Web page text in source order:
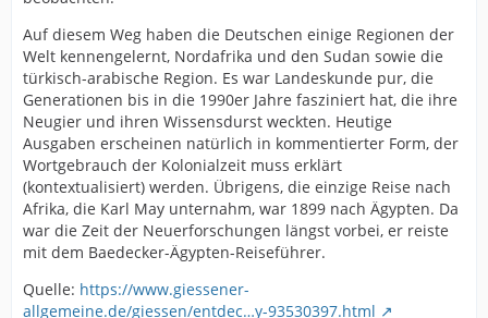
Auf diesem Weg haben die Deutschen einige Regionen der
Welt kennengelernt, Nordafrika und den Sudan sowie die
türkisch-arabische Region. Es war Landeskunde pur, die
Generationen bis in die 1990er Jahre fasziniert hat, die ihre
Neugier und ihren Wissensdurst weckten. Heutige
Ausgaben erscheinen natürlich in kommentierter Form, der
Wortgebrauch der Kolonialzeit muss erklärt
(kontextualisiert) werden. Übrigens, die einzige Reise nach
Afrika, die Karl May unternahm, war 1899 nach Ägypten. Da
war die Zeit der Neuerforschungen längst vorbei, er reiste
mit dem Baedecker-Ägypten-Reiseführer.
Quelle: https://www.giessener-
allgemeine.de/giessen/entdec…y-93530397.html